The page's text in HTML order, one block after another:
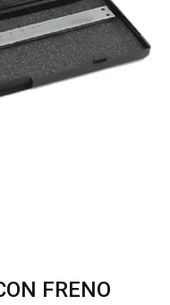
FRENO